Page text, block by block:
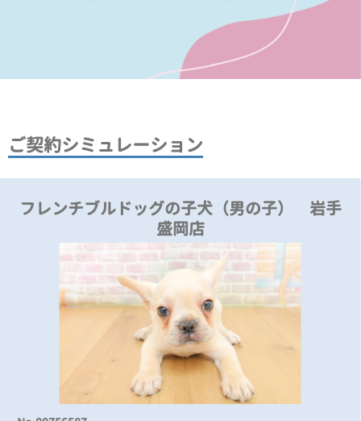
ご契約シミュレーション
フレンチブルドッグの子犬（男の子） 岩手
盛岡店